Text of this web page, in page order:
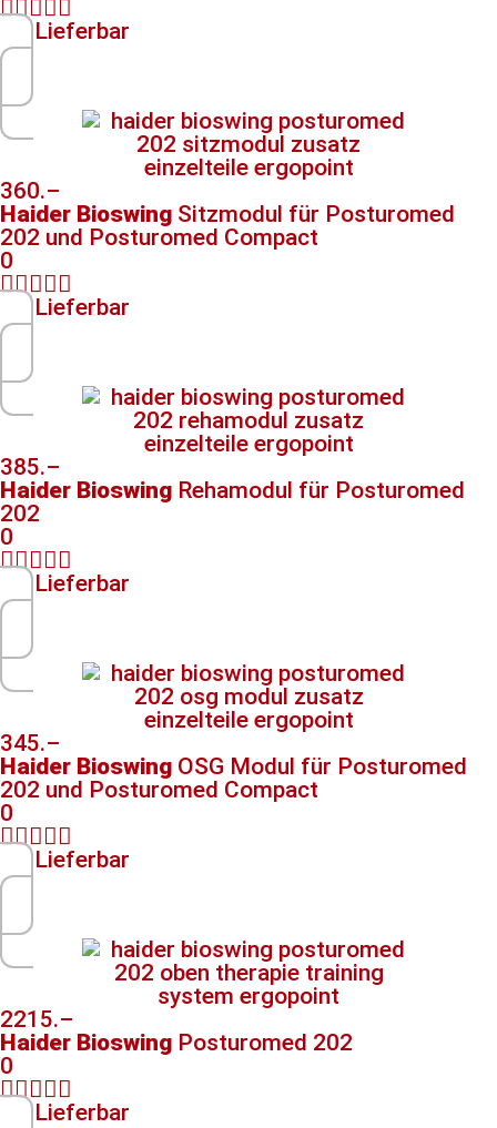

Lieferbar
360.–
Haider Bioswing Sitzmodul für Posturomed
202 und Posturomed Compact
0

Lieferbar
385.–
Haider Bioswing Rehamodul für Posturomed
202
0

Lieferbar
345.–
Haider Bioswing OSG Modul für Posturomed
202 und Posturomed Compact
0

Lieferbar
2215.–
Haider Bioswing Posturomed 202
0

Lieferbar